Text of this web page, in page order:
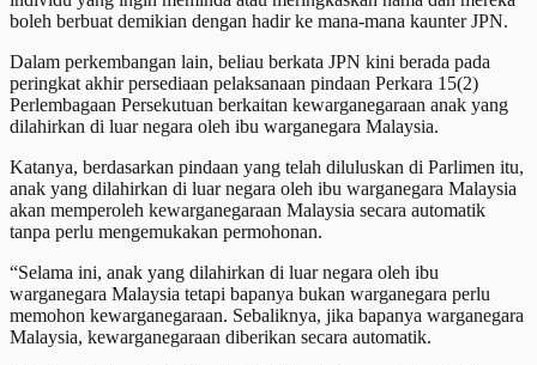
boleh berbuat demikian dengan hadir ke mana-mana kaunter JPN.
Dalam perkembangan lain, beliau berkata JPN kini berada pada
peringkat akhir persediaan pelaksanaan pindaan Perkara 15(2)
Perlembagaan Persekutuan berkaitan kewarganegaraan anak yang
dilahirkan di luar negara oleh ibu warganegara Malaysia.
Katanya, berdasarkan pindaan yang telah diluluskan di Parlimen itu,
anak yang dilahirkan di luar negara oleh ibu warganegara Malaysia
akan memperoleh kewarganegaraan Malaysia secara automatik
tanpa perlu mengemukakan permohonan.
“Selama ini, anak yang dilahirkan di luar negara oleh ibu
warganegara Malaysia tetapi bapanya bukan warganegara perlu
memohon kewarganegaraan. Sebaliknya, jika bapanya warganegara
Malaysia, kewarganegaraan diberikan secara automatik.